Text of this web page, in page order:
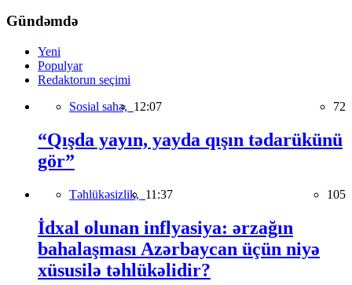
Gündəmdə
Yeni
Populyar
Redaktorun seçimi
Sosial sahə, 12:07 72
“Qışda yayın, yayda qışın tədarükünü
gör”
Təhlükəsizlik, 11:37 105
İdxal olunan inflyasiya: ərzağın
bahalaşması Azərbaycan üçün niyə
xüsusilə təhlükəlidir?